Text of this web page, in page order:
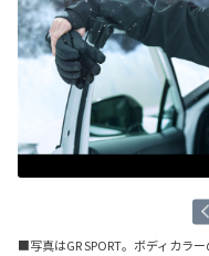
■写真はGR SPORT。ボディカラ